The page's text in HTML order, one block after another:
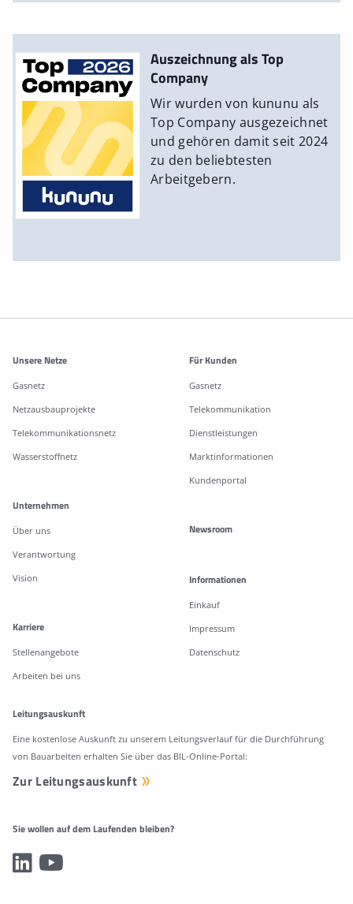
Auszeichnung als Top
Company
Wir wurden von kununu als
Top Company ausgezeichnet
und gehören damit seit 2024
zu den beliebtesten
Arbeitgebern.
Weitere Informationen
Unsere Netze
Gasnetz
Netzausbauprojekte
Telekommunikationsnetz
Wasserstoffnetz
Für Kunden
Gasnetz
Telekommunikation
Dienstleistungen
Marktinformationen
Kundenportal
Unternehmen
Über uns
Verantwortung
Vision
Karriere
Stellenangebote
Arbeiten bei uns
Newsroom
Informationen
Einkauf
Impressum
Datenschutz
Leitungsauskunft
Eine kostenlose Auskunft zu unserem Leitungsverlauf für die Durchführung
von Bauarbeiten erhalten Sie über das BIL-Online-Portal:
Zur Leitungsauskunft
Sie wollen auf dem Laufenden bleiben?